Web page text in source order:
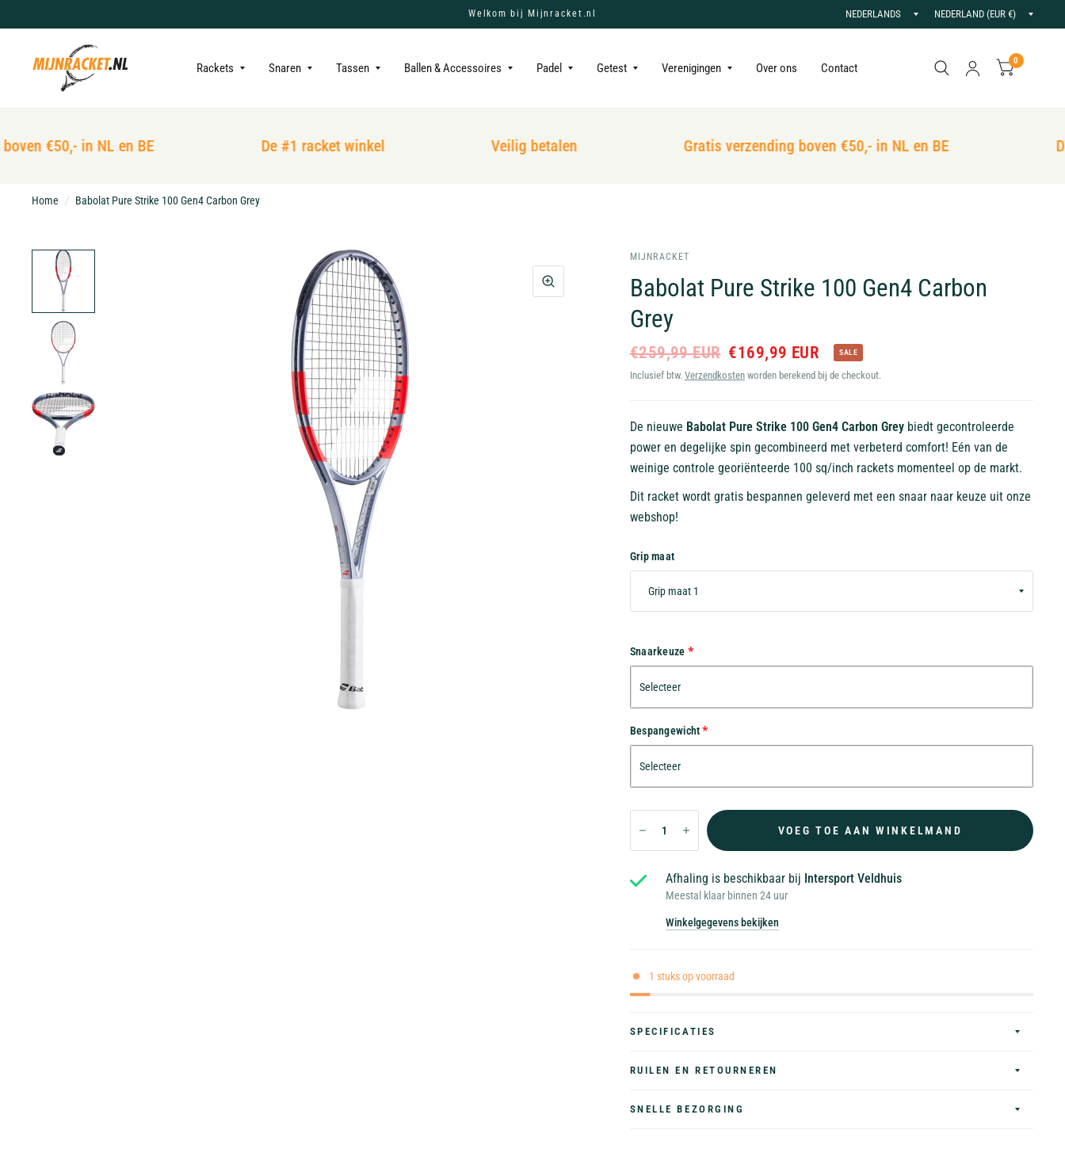
Welkom bij Mijnracket.nl
Land/regio
Land/
Rackets Snaren Tassen Ballen & Accessoires Padel Getest Verenigingen Over ons Contact
0
€50,- in NL en BE De #1 racket winkel Veilig betalen Gratis verzending boven €50,- in NL en BE
Home / Babolat Pure Strike 100 Gen4 Carbon Grey
MIJNRACKET
Babolat Pure Strike 100 Gen4 Carbon
Grey
€259,99 EUR €169,99 EUR SALE
Inclusief btw. Verzendkostenworden berekend bij de checkout.
De nieuwe Babolat Pure Strike 100 Gen4 Carbon Greybiedt gecontroleerde
power en degelijke spin gecombineerd met verbeterd comfort! Eén van de
weinige controle georiënteerde 100 sq/inch rackets momenteel op de markt.
Dit racket wordt gratis bespannen geleverd met een snaar naar keuze uit onze
webshop!
Grip maat
Snaarkeuze
Bespangewicht
VOEG TOE AAN WINKELMAND
Afhaling is beschikbaar bij Intersport Veldhuis
Meestal klaar binnen 24 uur
Winkelgegevens bekijken
1 stuks op voorraad
SPECIFICATIES
RUILEN EN RETOURNEREN
SNELLE BEZORGING